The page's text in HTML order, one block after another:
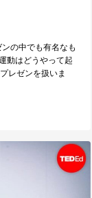
の中でも有名なも
動はどうやって起
レゼンを扱いま